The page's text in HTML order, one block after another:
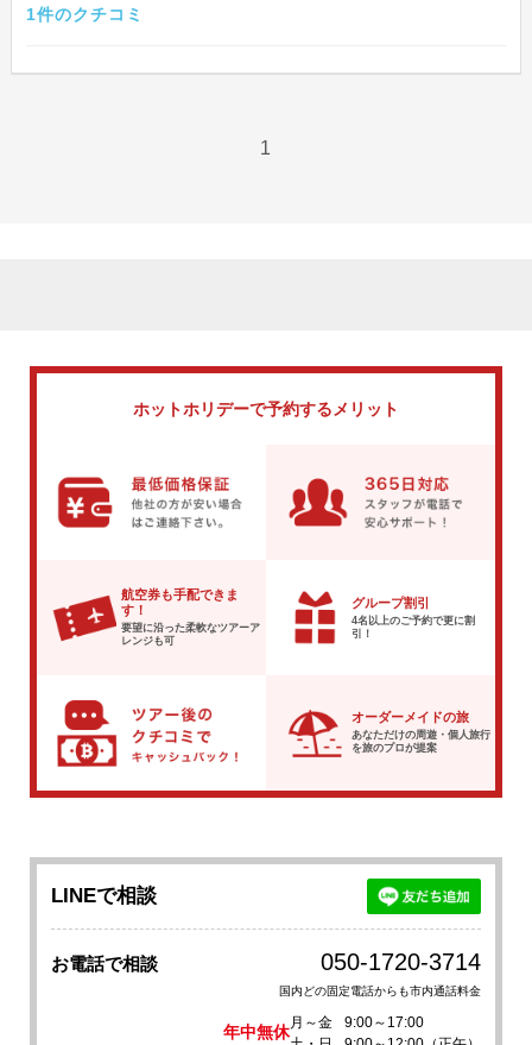
1件のクチコミ
1
ホットホリデーで予約するメリット
航空券も手配できま
す！
要望に沿った柔軟なツアーア
レンジも可
グループ割引
4名以上のご予約で更に割
引！
オーダーメイドの旅
あなただけの周遊・個人旅行
を旅のプロが提案
LINEで相談
お電話で相談 050-1720-3714
国内どの固定電話からも市内通話料金
年中無休
月～金
9:00～17:00